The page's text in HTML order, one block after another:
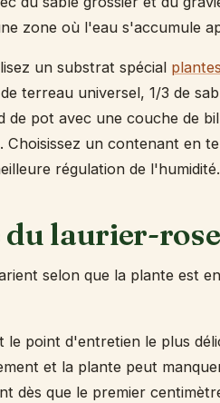
zone où l'eau s'accumule
un substrat spécial
terreau universel, 1/3 de
de pot avec une couche de
Choisissez un contenant en
régulation de l'humidité.
du laurier-rose
selon que la plante est
le point d'entretien le plus
et la plante peut
dès que le premier